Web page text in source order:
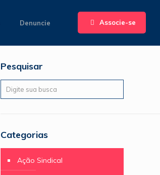
Denuncie Associe-se
Pesquisar
Categorias
Ação Sindical